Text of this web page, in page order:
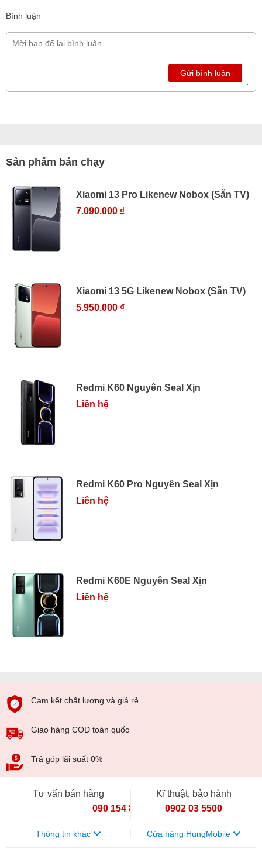
Bình luận
Gửi bình luận
Sản phẩm bán chạy
Xiaomi 13 Pro Likenew Nobox (Sẵn TV)
7.090.000 ₫
Xiaomi 13 5G Likenew Nobox (Sẵn TV)
5.950.000 ₫
Redmi K60 Nguyên Seal Xịn
Liên hệ
Redmi K60 Pro Nguyên Seal Xịn
Liên hệ
Redmi K60E Nguyên Seal Xịn
Liên hệ
Cam kết chất lượng và giá rẻ
Giao hàng COD toàn quốc
Trả góp lãi suất 0%
Tư vấn bán hàng
090 154 8866
Kĩ thuật, bảo hành
0902 03 5500
Thông tin khác Cửa hàng HungMobile